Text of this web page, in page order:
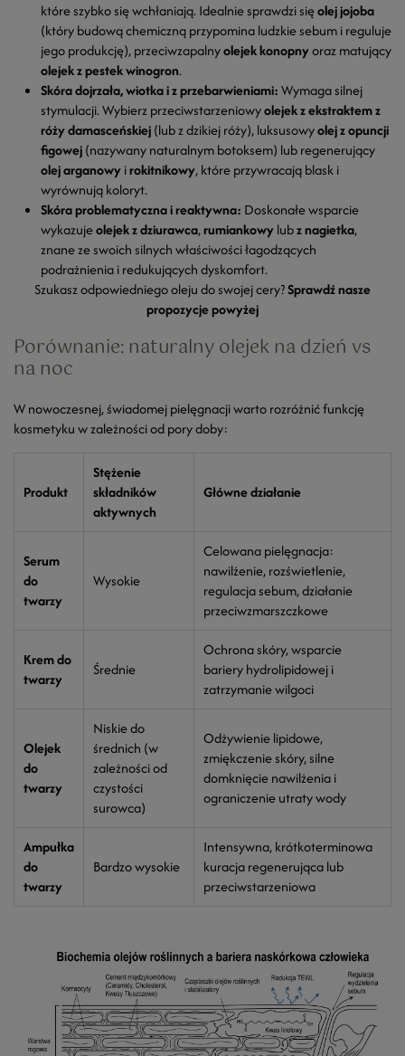
które szybko się wchłaniają. Idealnie sprawdzi sięolej jojoba
(który budową chemiczną przypomina ludzkie sebum i reguluje
jego produkcję), przeciwzapalnyolejek konopnyoraz matujący
olejek z pestek winogron.
Skóra dojrzała, wiotka i z przebarwieniami:Wymaga silnej
stymulacji. Wybierz przeciwstarzeniowyolejek z ekstraktem z
róży damasceńskiej(lub z dzikiej róży), luksusowyolej z opuncji
figowej(nazywany naturalnym botoksem) lub regenerujący
olej arganowyirokitnikowy, które przywracają blask i
wyrównują koloryt.
Skóra problematyczna i reaktywna: Doskonałe wsparcie
wykazujeolejek z dziurawca,rumiankowylubz nagietka,
znane ze swoich silnych właściwości łagodzących
podrażnienia i redukujących dyskomfort.
Szukasz odpowiedniego oleju do swojej cery?Sprawdź nasze
propozycje powyżej
Porównanie: naturalny olejek na dzień vs
na noc
W nowoczesnej, świadomej pielęgnacji warto rozróżnić funkcję
kosmetyku w zależności od pory doby:
Produkt
Stężenie
składników
aktywnych
Główne działanie
Serum
do
twarzy
Wysokie
Celowana pielęgnacja:
nawilżenie, rozświetlenie,
regulacja sebum, działanie
przeciwzmarszczkowe
Krem do
twarzy
Średnie
Ochrona skóry, wsparcie
bariery hydrolipidowej i
zatrzymanie wilgoci
Olejek
do
twarzy
Niskie do
średnich (w
zależności od
czystości
surowca)
Odżywienie lipidowe,
zmiękczenie skóry, silne
domknięcie nawilżenia i
ograniczenie utraty wody
Ampułka
do
twarzy
Bardzo wysokie
Intensywna, krótkoterminowa
kuracja regenerująca lub
przeciwstarzeniowa